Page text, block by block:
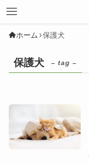
ホーム 保護犬
保護犬 – tag –